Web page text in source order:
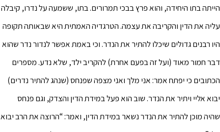
הייתה בתו היחידה, והוא פרץ בבכי תמרורים. בתו, ששמעה על נדרו, קיבלה
עליה את הדין והקריבה את עצמה. הטרגדיה האמתית היא שבאותה תקופה
היו רבנים גדולים שיכלו להתיר את הנדר. וכי באמת אפשר לנדור נדר שהוא
דבר חמור מאוד (ועל זה בפעם אחרת) להקריב ילד, שלא נדע. מספרים
הכתובים כי יפתח אמר: אני מלך ואני מצפה שפנחס (שנהג להתיר נדרים)
יבוא אליי ויתיר את הנדר. שוב הוא פעל במידת הדין והצדק, וגם פנחס
שהיה מוכן להתיר את הנדר נשאר במידת הדין, ואמר: “הרוצה את הרב יבוא